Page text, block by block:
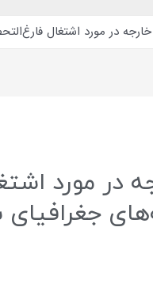
در مورد اشتغال
در مورد